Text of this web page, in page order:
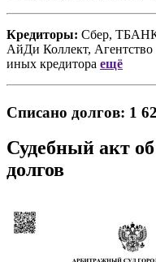
Кредиторы: Сбер,
АйДи Коллект,
иных кредитора ещё
Списано долгов: 1
Судебный акт
долгов